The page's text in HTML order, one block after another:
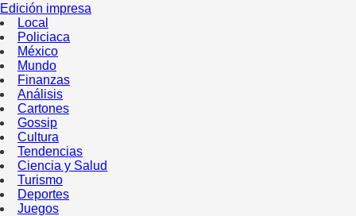
Edición impresa
Local
Policiaca
México
Mundo
Finanzas
Análisis
Cartones
Gossip
Cultura
Tendencias
Ciencia y Salud
Turismo
Deportes
Juegos